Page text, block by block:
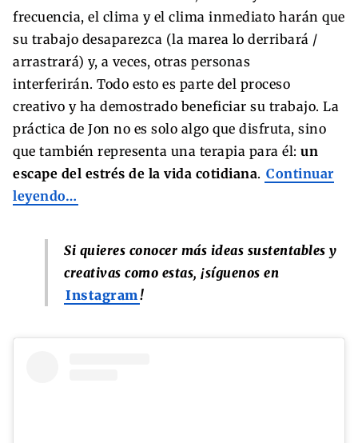
frecuencia, el clima y el clima inmediato harán que
su trabajo desaparezca (la marea lo derribará /
arrastrará) y, a veces, otras personas
interferirán. Todo esto es parte del proceso
creativo y ha demostrado beneficiar su trabajo. La
práctica de Jon no es solo algo que disfruta, sino
que también representa una terapia para él: un
escape del estrés de la vida cotidiana. Continuar
leyendo…
Si quieres conocer más ideas sustentables y
creativas como estas, ¡síguenos en
Instagram!